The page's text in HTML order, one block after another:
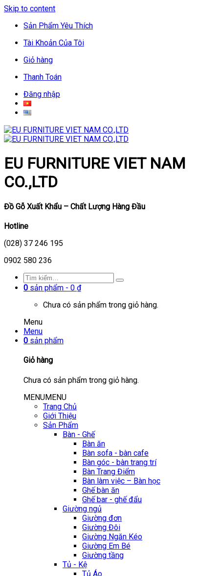
Skip to content
Sản Phẩm Yêu Thích
Tài Khoản Của Tôi
Giỏ hàng
Thanh Toán
Đăng nhập
EU FURNITURE VIET NAM
CO.,LTD
Đồ Gỗ Xuất Khẩu – Chất Lượng Hàng Đầu
Hotline
(028) 37 246 195
0902 580 236
0 sản phẩm - 0 ₫
Chưa có sản phẩm trong giỏ hàng.
Menu
Menu
0 sản phẩm
Giỏ hàng
Chưa có sản phẩm trong giỏ hàng.
MENUMENU
Trang Chủ
Giới Thiệu
Sản Phẩm
Bàn - Ghế
Bàn ăn
Bàn sofa - bàn cafe
Bàn góc - bàn trang trí
Bàn Trang Điểm
Bàn làm việc – Bàn học
Ghế bàn ăn
Ghế bar - ghế đẩu
Giường ngủ
Giường đơn
Giường Đôi
Giường Ngăn Kéo
Giường Em Bé
Giường tầng
Tủ - Kệ
Tủ Áo